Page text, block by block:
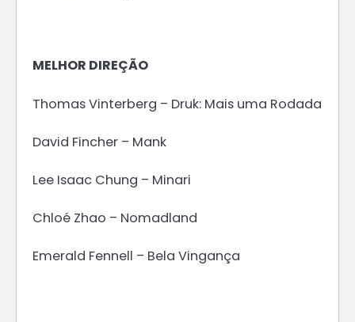
MELHOR DIREÇÃO
Thomas Vinterberg – Druk: Mais uma Rodada
David Fincher – Mank
Lee Isaac Chung – Minari
Chloé Zhao – Nomadland
Emerald Fennell – Bela Vingança